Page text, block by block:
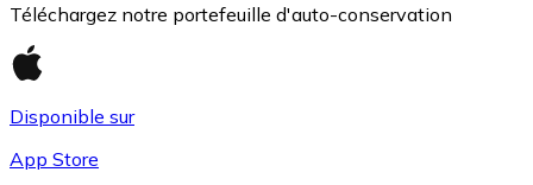
Téléchargez notre portefeuille d'auto-conservation
Disponible sur
App Store